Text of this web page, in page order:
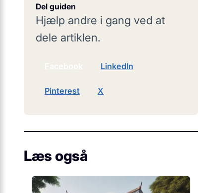
Del guiden
Hjælp andre i gang ved at
dele artiklen.
LinkedIn
Pinterest X
Læs også